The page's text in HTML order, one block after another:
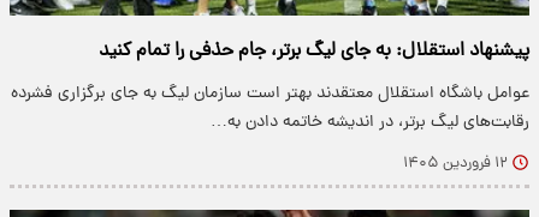
پیشنهاد استقلال: به جای لیگ برتر، جام حذفی را تمام کنید
عوامل باشگاه استقلال معتقدند بهتر است سازمان لیگ به جای برگزاری فشرده
رقابت‌های لیگ برتر، در اندیشه خاتمه دادن به…
۱۲ فروردین ۱۴۰۵